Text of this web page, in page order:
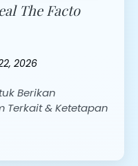
The Facto
2026
Berikan
Terkait & Ketetapan